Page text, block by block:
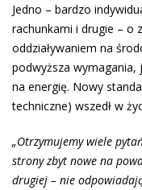
Jedno – bardzo
rachunkami i drugie – o
oddziaływaniem na
podwyższa
na energię. Nowy
techniczne) wszedł w
„Otrzymujemy wiele
strony zbyt nowe na
drugiej – nie